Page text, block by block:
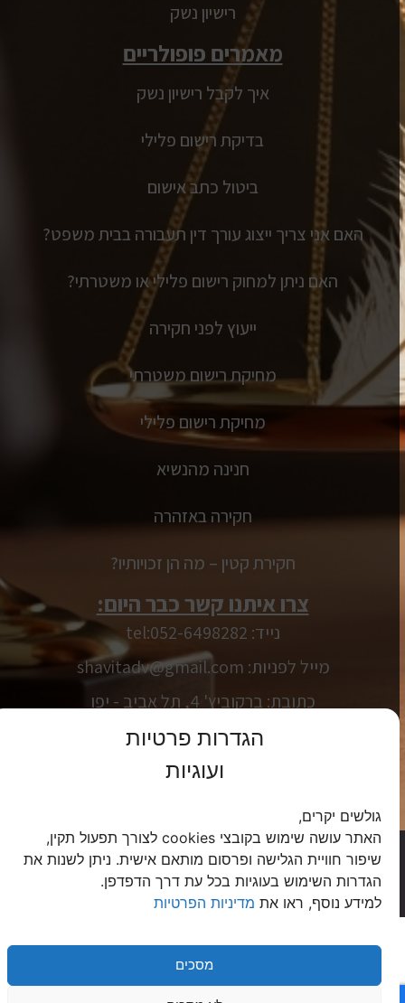
הגדרות פרטיות
ועוגיות
גולשים יקרים,
האתר עושה שימוש בקובצי cookies לצורך תפעול תקין,
שיפור חוויית הגלישה ופרסום מותאם אישית. ניתן לשנות את
הגדרות השימוש בעוגיות בכל עת דרך הדפדפן.
למידע נוסף, ראו אתמדיניות הפרטיות
מסכים
רישיון נשק
מאמרים פופולריים
איך לקבל רישיון נשק
בדיקת רישום פלילי
ביטול כתב אישום
האם אני צריך ייצוג עורך דין תעבורה בבית משפט?
האם ניתן למחוק רישום פלילי או משטרתי?
ייעוץ לפני חקירה
מחיקת רישום משטרתי
מחיקת רישום פלילי
חנינה מהנשיא
חקירה באזהרה
חקירת קטין – מה הן זכויותיו?
צרו איתנו קשר כבר היום:
נייד: tel:052-6498282
מייל לפניות: shavitadv@gmail.com
כתובת: ברקוביץ' 4, תל אביב - יפו
כתובת: אנדרי סחרוב 9, חיפה
שעות פתיחה: ימים א' - ה' 09:00-23:00
מקודם ע"יLawgital
| קידום אתרים לעורכי דין
מדיניות הפרטיות|הצהרת נגישות
כל הזכויות שמורות © לעו"ד ונוטריון דנה שביט